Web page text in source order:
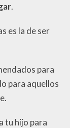
.
es la de ser
para
para aquellos
tu hijo para